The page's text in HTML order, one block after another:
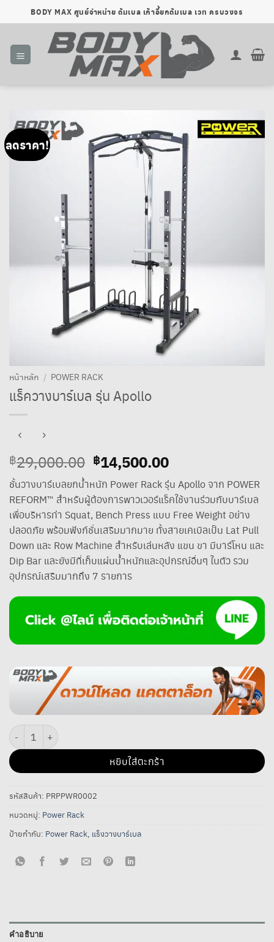
ไป
เนื้อหา
BODY MAX ศูนย์จำหน่าย ดัมเบล เก้าอี้ยกดัมเบล เวท ครบวงจร
ลดราคา!
หน้าหลัก / POWER RACK
แร็ควางบาร์เบล รุ่น Apollo
฿29,000.00 Original
price
was:
฿29,000.00.
฿14,500.00Current
price
is:
฿14,500.00.
ชั้นวางบาร์เบลยกน้ำหนัก Power Rack รุ่น Apollo จาก POWER
REFORM™ สำหรับผู้ต้องการพาวเวอร์แร็คใช้งานร่วมกับบาร์เบล
เพื่อบริหารท่า Squat, Bench Press แบบ Free Weight อย่าง
ปลอดภัย พร้อมฟังก์ชั่นเสริมมากมาย ทั้งสายเคเบิลเป็น Lat Pull
Down และ Row Machine สำหรับเล่นหลัง แขน ขา มีบาร์โหน และ
Dip Bar และยังมีที่เก็บแผ่นน้ำหนักและอุปกรณ์อื่นๆ ในตัว รวม
อุปกรณ์เสริมมากถึง 7 รายการ
จำนวน แร็ควางบาร์เบล รุ่น Apollo ชิ้น
หยิบใส่ตะกร้า
รหัสสินค้า: PRPPWR0002
หมวดหมู่: Power Rack
ป้ายกำกับ: Power Rack แร็งวางบาร์เบล
คำอธิบาย